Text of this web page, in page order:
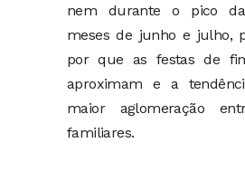
nem durante o pico
meses de junho e julho,
por que as festas de
aproximam e a
maior aglomeração
familiares.